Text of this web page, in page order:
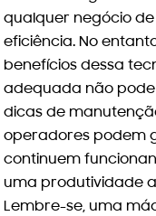
qualquer negócio
eficiência. No
benefícios dessa
adequada não pode
dicas de
operadores podem
continuem
uma produtividade
Lembre-se, uma